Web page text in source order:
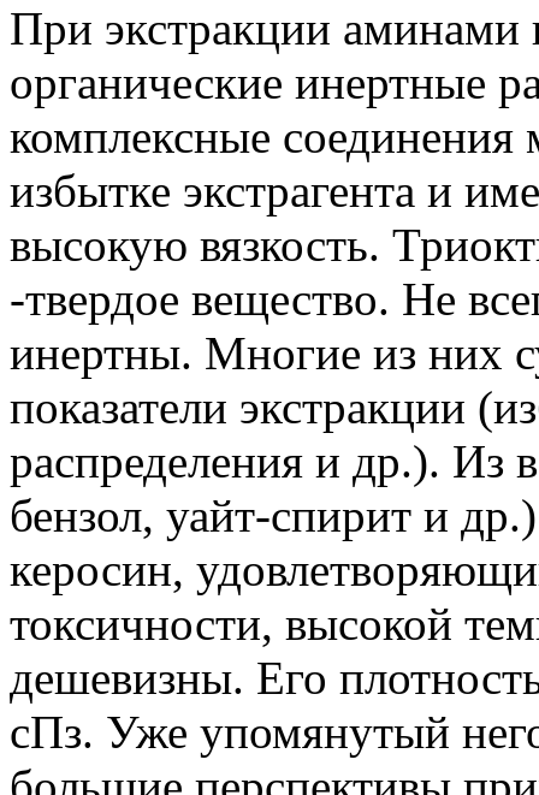
При экстракции
органические инертные
комплексные соединения
избытке экстрагента и
высокую вязкость.
-твердое вещество. Не
инертны. Многие из них
показатели экстракции
распределения и др.). Из
бензол, уайт-спирит и
керосин,
токсичности, высокой
дешевизны. Его
сПз. Уже упомянутый